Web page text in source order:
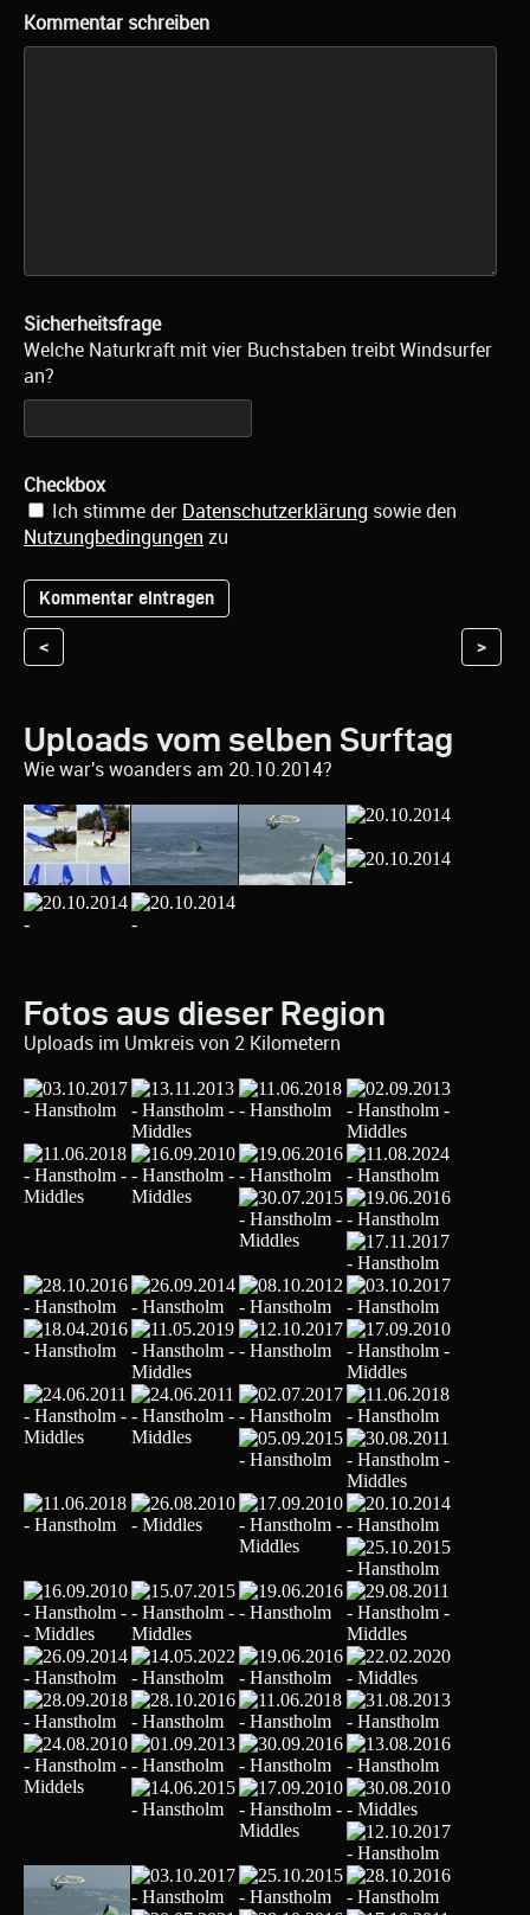
Kommentar schreiben
Sicherheitsfrage
Welche Naturkraft mit vier Buchstaben treibt Windsurfer
an?
Checkbox
Ich stimme der Datenschutzerklärung sowie den
Nutzungbedingungen zu
< >
Uploads vom selben Surftag
Wie war's woanders am 20.10.2014?
Fotos aus dieser Region
Uploads im Umkreis von 2 Kilometern